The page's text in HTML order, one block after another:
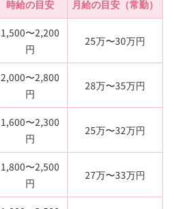
時給の目安 月給の目安（常勤）
1,500〜2,200
円
25万〜30万円
2,000〜2,800
円
28万〜35万円
1,600〜2,300
円
25万〜32万円
1,800〜2,500
円
27万〜33万円